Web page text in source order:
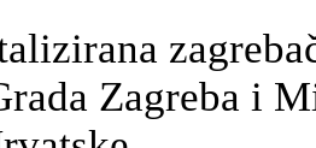
Zagreba i